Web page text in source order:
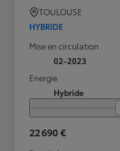
TOULOUSE
HYBRIDE
Mise en circulation
02-2023
Energie
Hybride
22 690 €